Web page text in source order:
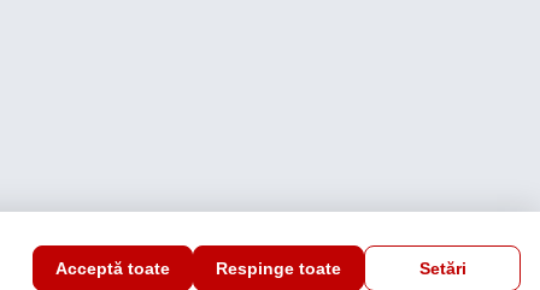
Acceptă toate Respinge toate Setări